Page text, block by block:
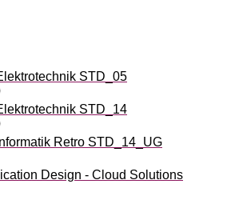
STD_05
STD_14
Informatik Retro STD_14_UG
Design - Cloud Solutions